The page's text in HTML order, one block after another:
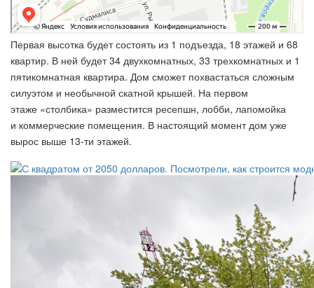
Первая высотка будет состоять из 1 подъезда, 18 этажей и 68
квартир. В ней будет 34 двухкомнатных, 33 трехкомнатных и 1
пятикомнатная квартира. Дом сможет похвастаться сложным
силуэтом и необычной скатной крышей. На первом
этаже «столбика» разместится ресепшн, лобби, лапомойка
и коммерческие помещения. В настоящий момент дом уже
вырос выше 13-ти этажей.